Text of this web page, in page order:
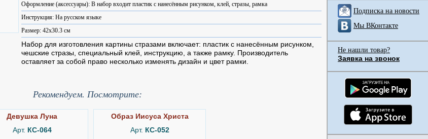
Оформление (аксессуары): В набор входит пластик с нанесённым рисунком, клей, стразы, рамка
Инструкция: На русском языке
Размер: 42x30.3 см
Набор для изготовления картины стразами включает: пластик с нанесённым рисунком,
чешские стразы, специальный клей, инструкцию, а также рамку. Производитель
оставляет за собой право несколько изменять дизайн и цвет рамки.
Рекомендуем. Посмотрите:
Девушка Луна
Арт. КС-064
Образ Иисуса Христа
Арт. КС-052
Подписка на новости
Мы ВКонтакте
Не нашли товар?
Заявка на звонок